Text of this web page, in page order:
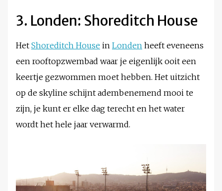
3. Londen: Shoreditch House
Het Shoreditch House in Londen heeft eveneens
een rooftopzwembad waar je eigenlijk ooit een
keertje gezwommen moet hebben. Het uitzicht
op de skyline schijnt adembenemend mooi te
zijn, je kunt er elke dag terecht en het water
wordt het hele jaar verwarmd.